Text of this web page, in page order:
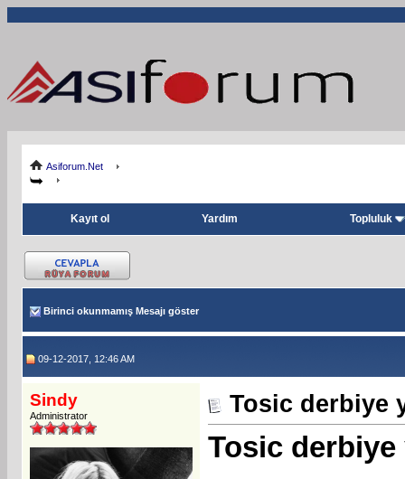
Asiforum.Net
Kayıt ol Yardım Topluluk
Birinci okunmamış Mesajı göster
09-12-2017, 12:46 AM
Sindy
Administrator Tosic derbiye
Tosic